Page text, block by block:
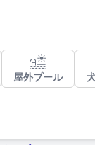
屋外プール